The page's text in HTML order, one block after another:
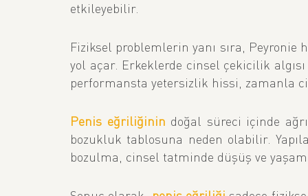
etkileyebilir.
Fiziksel problemlerin yanı sıra,
yol açar. Erkeklerde cinsel çekicilik
performansta yetersizlik hissi, zamanla
Penis eğriliğinin doğal süreci içinde
bozukluk tablosuna neden olabilir.
bozulma, cinsel tatminde düşüş ve